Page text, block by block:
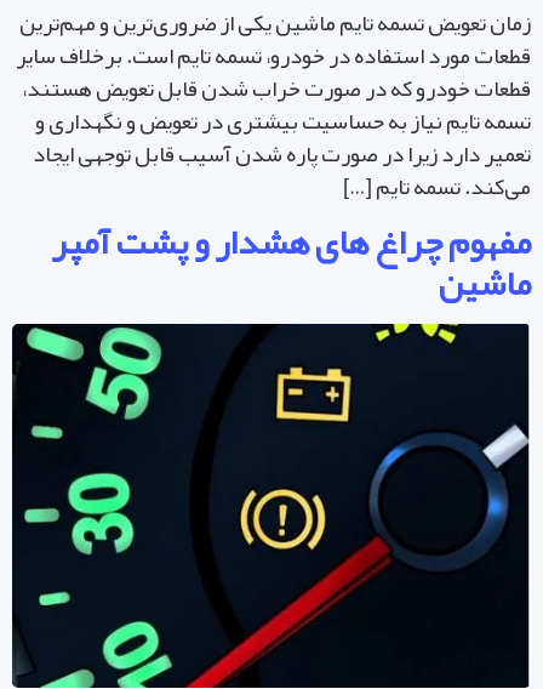
تعویض تسمه تایم ماشین یکی از ضروری‌ترین و مهم‌ترین
مورد استفاده در خودرو، تسمه تایم است. برخلاف سایر
خودرو که در صورت خراب شدن قابل تعویض هستند،
تایم نیاز به حساسیت بیشتری در تعویض و نگهداری و
دارد زیرا در صورت پاره شدن آسیب قابل توجهی ایجاد
تسمه تایم […]
چراغ‌ های هشدار و پشت آمپر